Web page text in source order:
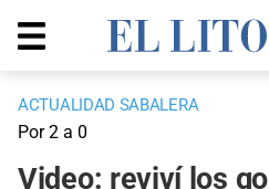
ACTUALIDAD SABALERA
Por 2 a 0
Video: reviví los